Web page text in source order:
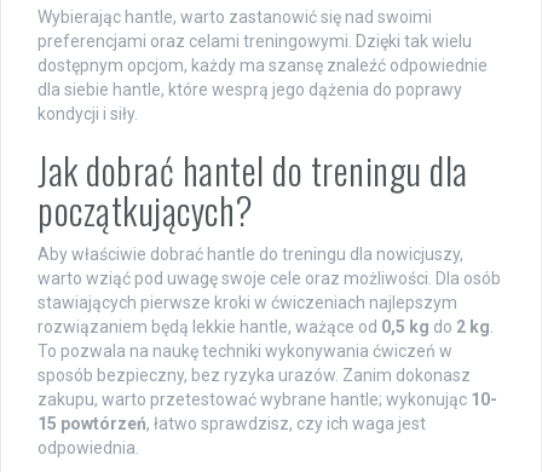
Wybierając hantle, warto zastanowić się nad swoimi
preferencjami oraz celami treningowymi. Dzięki tak wielu
dostępnym opcjom, każdy ma szansę znaleźć odpowiednie
dla siebie hantle, które wesprą jego dążenia do poprawy
kondycji i siły.
Jak dobrać hantel do treningu dla
początkujących?
Aby właściwie dobrać hantle do treningu dla nowicjuszy,
warto wziąć pod uwagę swoje cele oraz możliwości. Dla osób
stawiających pierwsze kroki w ćwiczeniach najlepszym
rozwiązaniem będą lekkie hantle, ważące od 0,5 kg do 2 kg
To pozwala na naukę techniki wykonywania ćwiczeń w
sposób bezpieczny, bez ryzyka urazów. Zanim dokonasz
zakupu, warto przetestować wybrane hantle; wykonując 10-
15 powtórzeń, łatwo sprawdzisz, czy ich waga jest
odpowiednia.